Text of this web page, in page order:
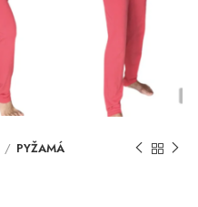
PYŽAMÁ